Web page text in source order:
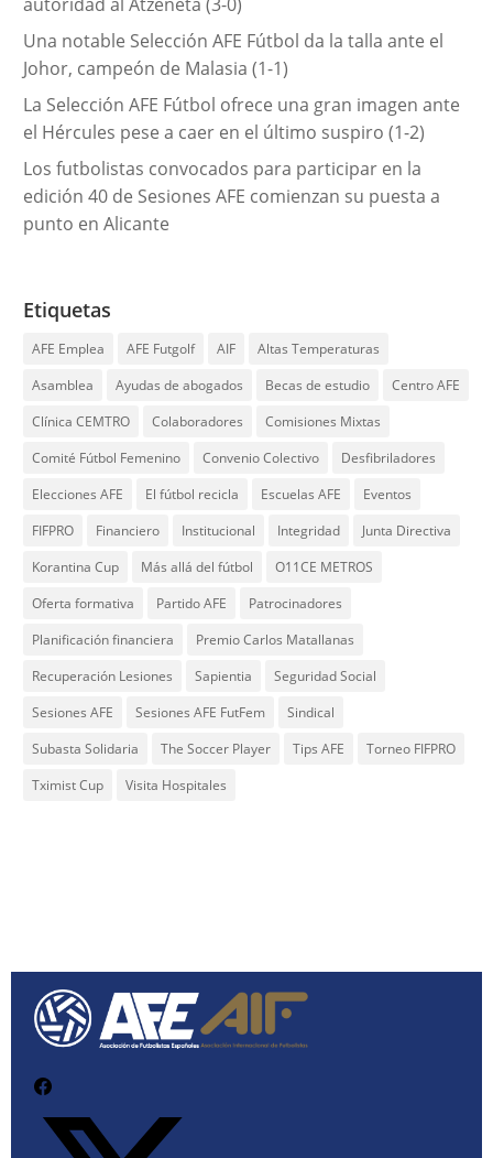
Una notable Selección AFE Fútbol da la talla ante el
Johor, campeón de Malasia (1-1)
La Selección AFE Fútbol ofrece una gran imagen ante
el Hércules pese a caer en el último suspiro (1-2)
Los futbolistas convocados para participar en la
edición 40 de Sesiones AFE comienzan su puesta a
punto en Alicante
Etiquetas
AFE Emplea AFE Futgolf AIF
Altas Temperaturas
Asamblea
Ayudas de abogados Becas de estudio
Centro AFE
Clínica CEMTRO
Colaboradores
Comisiones Mixtas
Comité Fútbol Femenino
Convenio Colectivo
Desfibriladores
Elecciones AFE
El fútbol recicla Escuelas AFE
Eventos
FIFPRO
Financiero Institucional Integridad
Junta Directiva
Korantina Cup
Más allá del fútbol
O11CE METROS
Oferta formativa
Partido AFE
Patrocinadores
Planificación financiera
Premio Carlos Matallanas
Recuperación Lesiones
Sapientia
Seguridad Social
Sesiones AFE
Sesiones AFE FutFem
Sindical
Subasta Solidaria
The Soccer Player Tips AFE
Torneo FIFPRO
Tximist Cup
Visita Hospitales